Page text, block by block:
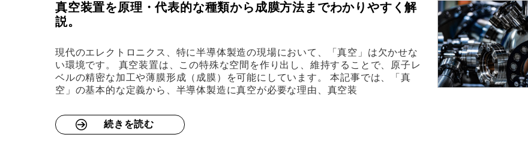
真空装置を原理・代表的な種類から成膜方法までわかりやすく解
説。
現代のエレクトロニクス、特に半導体製造の現場において、「真空」は欠かせな
い環境です。 真空装置は、この特殊な空間を作り出し、維持することで、原子レ
ベルの精密な加工や薄膜形成（成膜）を可能にしています。 本記事では、「真
空」の基本的な定義から、半導体製造に真空が必要な理由、真空装
続きを読む